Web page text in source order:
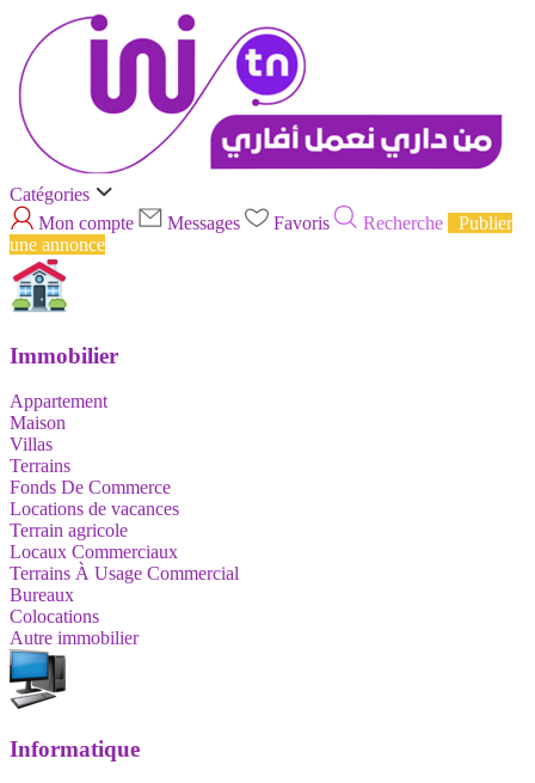
Catégories
Mon compte
Messages Favoris Recherche
Publier
une annonce
Immobilier
Appartement
Maison
Villas
Terrains
Fonds De Commerce
Locations de vacances
Terrain agricole
Locaux Commerciaux
Terrains À Usage Commercial
Bureaux
Colocations
Autre immobilier
Informatique